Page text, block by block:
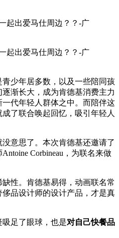
少年居多数，以及一些陪同孩
渐长大，成为肯德基消费主力
代年轻人群体之中。而陪伴这
了联合唤起回忆，吸引年轻人
意思了。本次肯德基还邀请了
Corbineau，为联名来做
性。肯德基易得，动画联名常
品设计师的设计产品，才是真
足了眼球，也是对自己快餐品